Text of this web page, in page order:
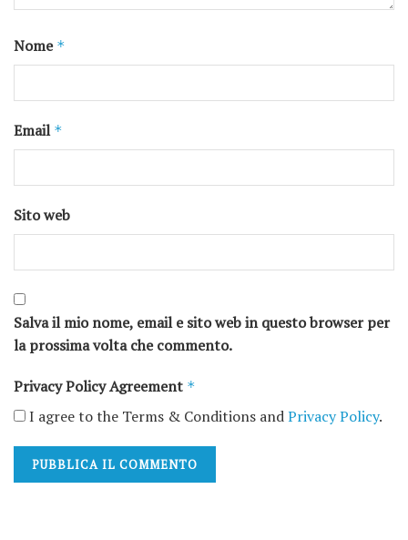
Nome *
Email *
Sito web
Salva il mio nome, email e sito web in questo browser per
la prossima volta che commento.
Privacy Policy Agreement *
I agree to the Terms & Conditions andPrivacy Policy.